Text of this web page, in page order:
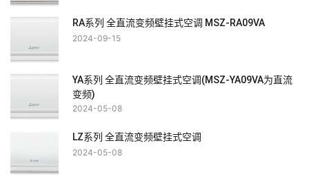
RA系列 全直流变频壁挂式空调 MSZ-RA09VA
2024-09-15
YA系列 全直流变频壁挂式空调(MSZ-YA09VA为直流
变频)
2024-05-08
LZ系列 全直流变频壁挂式空调
2024-05-08